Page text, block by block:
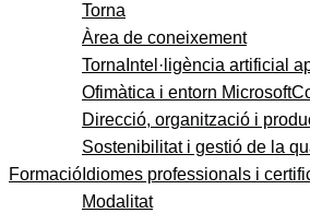
Formació
Torna
Àrea de coneixement
Torna Intel·ligència artificial
Ofimàtica i entorn Microsoft
Direcció, organització i
Sostenibilitat i gestió de la
Idiomes professionals i
Modalitat